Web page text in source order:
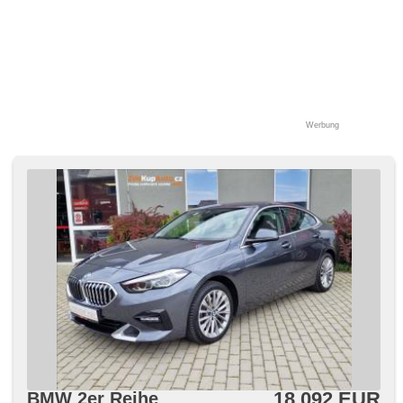
Werbung
BMW 2er Reihe